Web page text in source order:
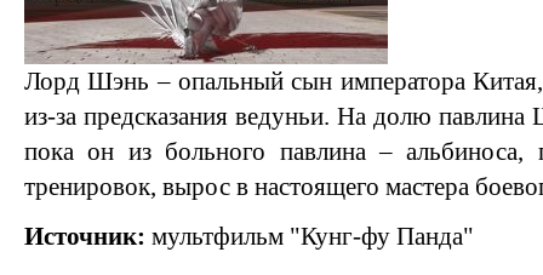
Лорд Шэнь – опальный сын императора
из-за предсказания ведуньи. На долю
пока он из больного павлина –
тренировок, вырос в настоящего мастера
Источник: мультфильм "Кунг-фу Панда"